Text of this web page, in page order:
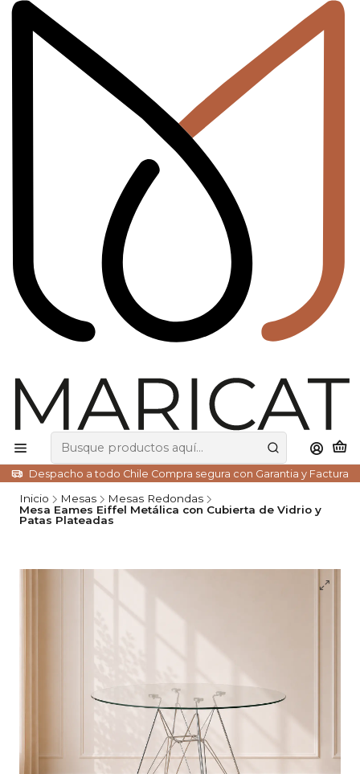
Despacho a todo Chile Compra segura con Garantia y Factura
Inicio Mesas
Mesas Redondas
Mesa Eames Eiffel Metálica con Cubierta de Vidrio y
Patas Plateadas